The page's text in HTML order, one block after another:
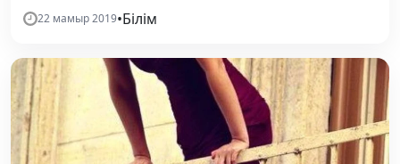
22 мамыр 2019•Білім